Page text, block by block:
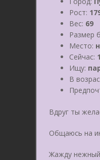
Рост:
Вес: 69
Размер
Место:
Сейчас:
Ищу:
В
Вдруг ты
Общаюсь на
Жажду